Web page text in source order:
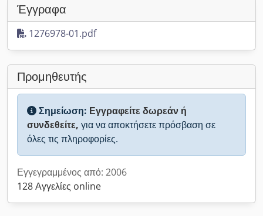
Έγγραφα
1276978-01.pdf
Προμηθευτής
Σημείωση: Εγγραφείτε δωρεάν ή
συνδεθείτε, για να αποκτήσετε πρόσβαση σε
όλες τις πληροφορίες.
Εγγεγραμμένος από: 2006
128 Αγγελίες online